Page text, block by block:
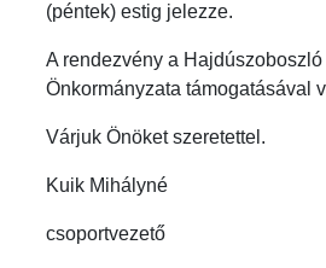
(péntek) estig jelezze.
A rendezvény a
Önkormányzata támogatásával
Várjuk Önöket szeretettel.
Kuik Mihályné
csoportvezető